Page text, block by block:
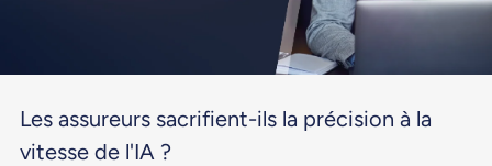
Les assureurs sacrifient-ils la précision à la
vitesse de l'IA ?